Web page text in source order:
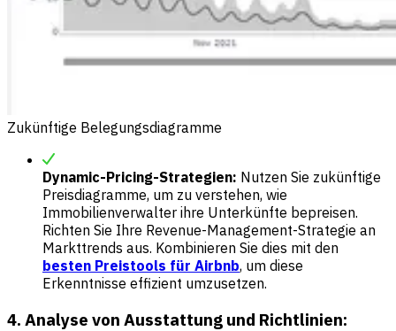
Zukünftige Belegungsdiagramme
Dynamic-Pricing-Strategien: Nutzen Sie zukünftige
Preisdiagramme, um zu verstehen, wie
Immobilienverwalter ihre Unterkünfte bepreisen.
Richten Sie Ihre Revenue-Management-Strategie an
Markttrends aus. Kombinieren Sie dies mit den
besten Preistools für Airbnb, um diese
Erkenntnisse effizient umzusetzen.
4. Analyse von Ausstattung und Richtlinien: